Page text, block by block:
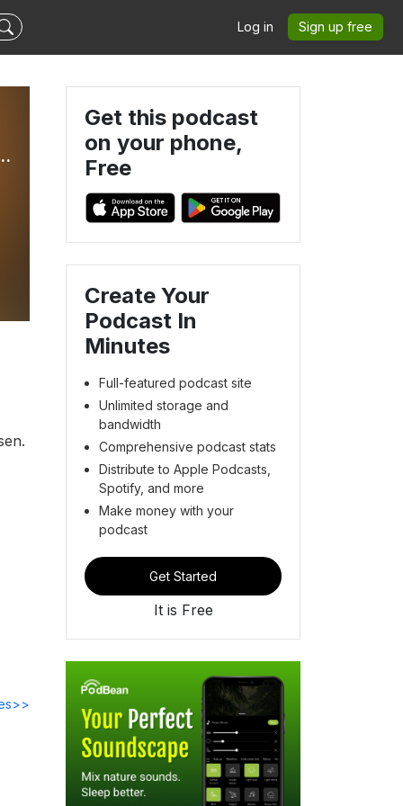
Log in Sign up free
und Einschlafen
Get this podcast
on your phone,
Free
Create Your
Podcast In
Minutes
Full-featured podcast site
Unlimited storage and
bandwidth
Comprehensive podcast stats
Distribute to Apple Podcasts,
Spotify, and more
Make money with your
podcast
Get Started
It is Free